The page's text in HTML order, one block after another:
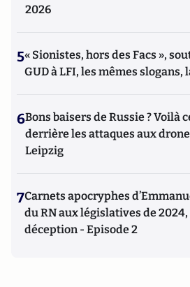
2026
5« Sionistes, hors des Facs »,
GUD à LFI, les mêmes slogans,
6Bons baisers de Russie ? Voilà
derrière les attaques aux
Leipzig
7Carnets apocryphes
du RN aux législatives de
déception - Episode 2